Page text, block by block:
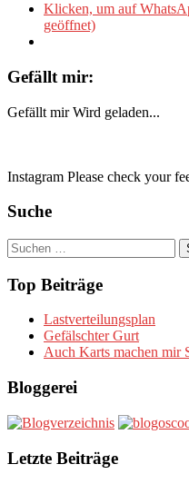
Klicken, um auf
geöffnet)
Gefällt mir:
Gefällt mir Wird geladen...
Instagram Please check your
Suche
Suchen
nach:
Top Beiträge
Lastverteilungsplan
Gefälschter Gurt
Auch Karts machen mir
Bloggerei
Letzte Beiträge